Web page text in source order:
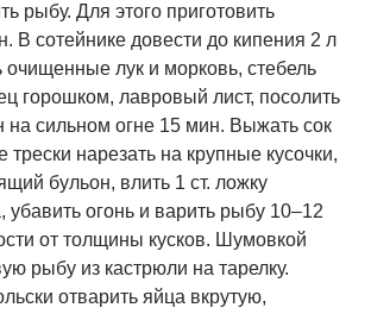
рыбу. Для этого приготовить
В сотейнике довести до кипения 2 л
лук и морковь, стебель
горошком, лавровый лист, посолить
на сильном огне 15 мин. Выжать сок
нарезать на крупные кусочки,
бульон, влить 1 ст. ложку
убавить огонь и варить рыбу 10‒12
от толщины кусков. Шумовкой
рыбу из кастрюли на тарелку.
отварить яйца вкрутую,